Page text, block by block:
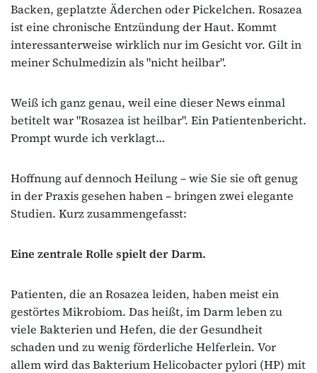
Backen, geplatzte Äderchen oder Pickelchen. Rosazea
ist eine chronische Entzündung der Haut. Kommt
interessanterweise wirklich nur im Gesicht vor. Gilt in
meiner Schulmedizin als "nicht heilbar".
Weiß ich ganz genau, weil eine dieser News einmal
betitelt war "Rosazea ist heilbar". Ein Patientenbericht.
Prompt wurde ich verklagt…
Hoffnung auf dennoch Heilung – wie Sie sie oft genug
in der Praxis gesehen haben – bringen zwei elegante
Studien. Kurz zusammengefasst:
Eine zentrale Rolle spielt der Darm.
Patienten, die an Rosazea leiden, haben meist ein
gestörtes Mikrobiom. Das heißt, im Darm leben zu
viele Bakterien und Hefen, die der Gesundheit
schaden und zu wenig förderliche Helferlein. Vor
allem wird das Bakterium Helicobacter pylori (HP) mit